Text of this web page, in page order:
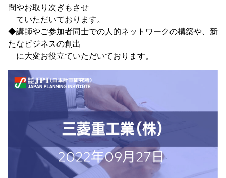
問やお取り次ぎもさせ
ていただいております。
◆講師やご参加者同士での人的ネットワークの構築や、新
たなビジネスの創出
に大変お役立ていただいております。